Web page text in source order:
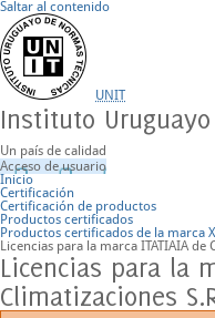
Saltar al contenido
UNIT
Instituto
Un país de calidad
Acceso de usuario
Inicio
Certificación
Certificación de productos
Productos certificados
Productos certificados de la marca
Licencias para la marca ITATIAIA de
Licencias para la
Climatizaciones